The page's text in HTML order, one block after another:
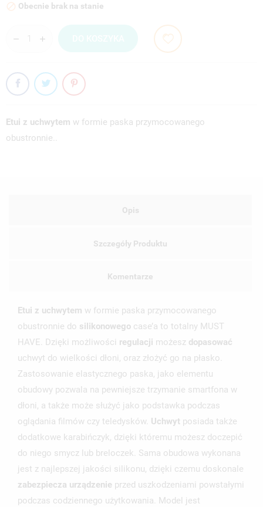
 Obecnie brak na stanie
Etui z uchwytem w formie paska przymocowanego
obustronnie..
Opis
Szczegóły Produktu
Komentarze
Etui z uchwytem w formie paska przymocowanego
obustronnie do silikonowego case’a to totalny MUST
HAVE. Dzięki możliwości regulacji możesz dopasować
uchwyt do wielkości dłoni, oraz złożyć go na płasko.
Zastosowanie elastycznego paska, jako elementu
obudowy pozwala na pewniejsze trzymanie smartfona w
dłoni, a także może służyć jako podstawka podczas
oglądania filmów czy teledysków. Uchwyt posiada także
dodatkowe karabińczyk, dzięki któremu możesz doczepić
do niego smycz lub breloczek. Sama obudowa wykonana
jest z najlepszej jakości silikonu, dzięki czemu doskonale
zabezpiecza urządzenie przed uszkodzeniami powstałymi
podczas codziennego użytkowania. Model jest
UTWÓRZ LISTĘ ŻYCZEŃ
ZALOGUJ SIĘ